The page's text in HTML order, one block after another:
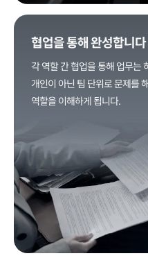
협업을 통해 완성합니다
각 역할 간 협업을 통해 업무는
개인이 아닌 팀 단위로 문제를
역할을 이해하게 됩니다.